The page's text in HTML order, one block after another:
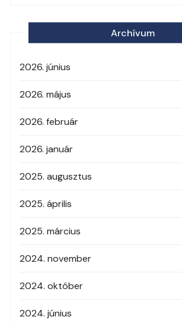
Archívum
2026. június
2026. május
2026. február
2026. január
2025. augusztus
2025. április
2025. március
2024. november
2024. október
2024. június